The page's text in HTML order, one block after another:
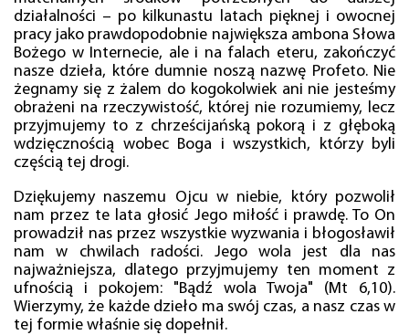
działalności – po kilkunastu latach pięknej i owocnej
pracy jako prawdopodobnie największa ambona Słowa
Bożego w Internecie, ale i na falach eteru, zakończyć
nasze dzieła, które dumnie noszą nazwę Profeto. Nie
żegnamy się z żalem do kogokolwiek ani nie jesteśmy
obrażeni na rzeczywistość, której nie rozumiemy, lecz
przyjmujemy to z chrześcijańską pokorą i z głęboką
wdzięcznością wobec Boga i wszystkich, którzy byli
częścią tej drogi.
Dziękujemy naszemu Ojcu w niebie, który pozwolił
nam przez te lata głosić Jego miłość i prawdę. To On
prowadził nas przez wszystkie wyzwania i błogosławił
nam w chwilach radości. Jego wola jest dla nas
najważniejsza, dlatego przyjmujemy ten moment z
ufnością i pokojem: "Bądź wola Twoja" (Mt 6,10).
Wierzymy, że każde dzieło ma swój czas, a nasz czas w
tej formie właśnie się dopełnił.